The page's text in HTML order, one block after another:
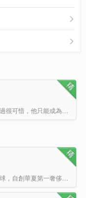
一個夢想成為警察的年輕人，不過很可惜，他只能成為大佬。
天截手冠絕天下，中醫堂連鎖全球，自創華夏第一奢侈品牌；岐黃基金扶弱，萬畝大山藏寶……愛人妻、慕少婦、…